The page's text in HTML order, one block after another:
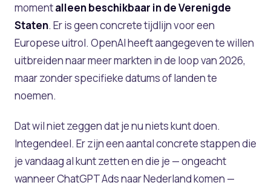
momentalleen beschikbaar in de Verenigde
Staten. Er is geen concrete tijdlijn voor een
Europese uitrol. OpenAI heeft aangegeven te willen
uitbreiden naar meer markten in de loop van 2026,
maar zonder specifieke datums of landen te
noemen.
Dat wil niet zeggen dat je nu niets kunt doen.
Integendeel. Er zijn een aantal concrete stappen die
je vandaag al kunt zetten en die je — ongeacht
wanneer ChatGPT Ads naar Nederland komen —